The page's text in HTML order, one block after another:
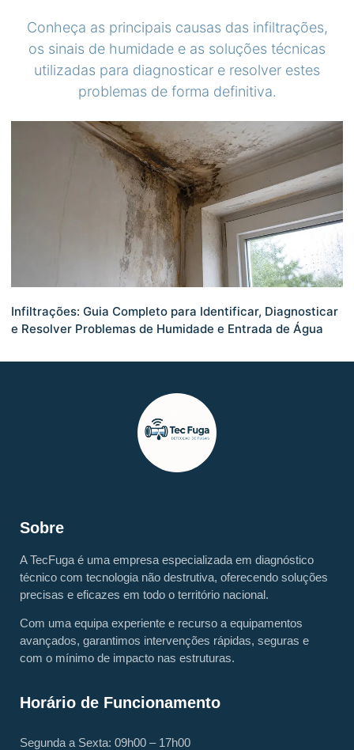
Conheça as principais causas das infiltrações,
os sinais de humidade e as soluções técnicas
utilizadas para diagnosticar e resolver estes
problemas de forma definitiva.
Infiltrações: Guia Completo para Identificar, Diagnosticar
e Resolver Problemas de Humidade e Entrada de Água
Sobre
A TecFuga é uma empresa especializada em diagnóstico
técnico com tecnologia não destrutiva, oferecendo soluções
precisas e eficazes em todo o território nacional.
Com uma equipa experiente e recurso a equipamentos
avançados, garantimos intervenções rápidas, seguras e
com o mínimo de impacto nas estruturas.
Horário de Funcionamento
Segunda a Sexta: 09h00 – 17h00